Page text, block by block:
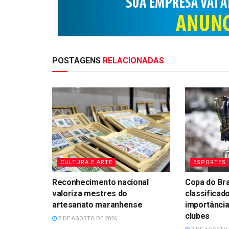
POSTAGENS RELACIONADAS
CULTURA E ARTE
Reconhecimento nacional
valoriza mestres do
artesanato maranhense
7 DE AGOSTO DE 2026
ESPORTES
Copa do
clubes